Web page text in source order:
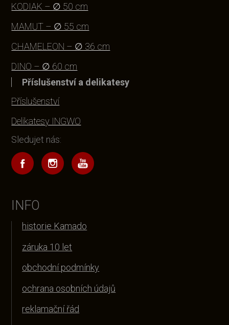
KODIAK – ∅ 50 cm
MAMUT – ∅ 55 cm
CHAMELEON – ∅ 36 cm
DINO – ∅ 60 cm
Příslušenství a delikatesy
Příslušenství
Delikatesy INGWO
Sledujet nás:
INFO
historie Kamado
záruka 10 let
obchodní podmínky
ochrana osobních údajů
reklamační řád